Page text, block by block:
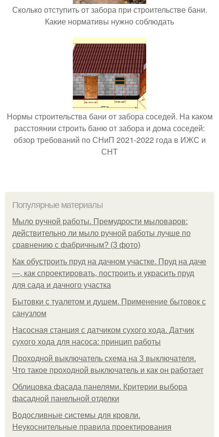
Сколько отступить от забора при строительстве бани.
Какие нормативы нужно соблюдать
Нормы строительства бани от забора соседей. На каком
расстоянии строить баню от забора и дома соседей:
обзор требований по СНиП 2021-2022 года в ИЖС и
СНТ
Популярные материалы
Мыло ручной работы. Премудрости мыловаров:
действительно ли мыло ручной работы лучше по
сравнению с фабричным? (3 фото)
Как обустроить пруд на дачном участке. Пруд на даче
—, как спроектировать, построить и украсить пруд
для сада и дачного участка
Бытовки с туалетом и душем. Применение бытовок с
санузлом
Насосная станция с датчиком сухого хода. Датчик
сухого хода для насоса: принцип работы
Проходной выключатель схема на 3 выключателя.
Что такое проходной выключатель и как он работает
Облицовка фасада панелями. Критерии выбора
фасадной панельной отделки
Водосливные системы для кровли.
Неукоснительные правила проектирования